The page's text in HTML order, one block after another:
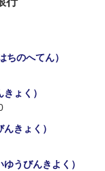
のへてん）
ょく）
きょく）
うびんきよく）